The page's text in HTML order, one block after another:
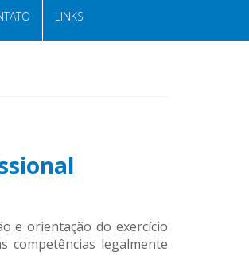
LINKS
e orientação do exercício
competências legalmente